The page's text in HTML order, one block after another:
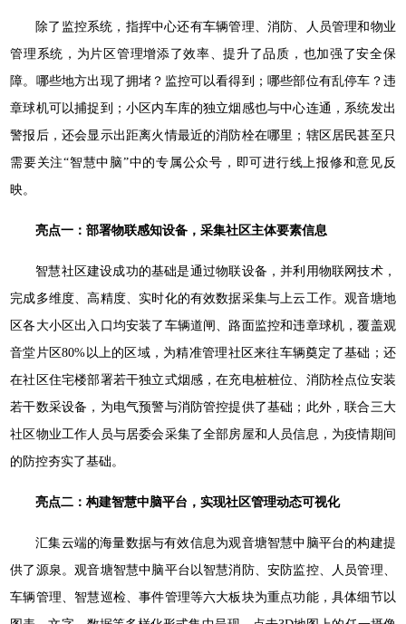
除了监控系统，指挥中心还有车辆管理、消防、人员管理和物业
管理系统，为片区管理增添了效率、提升了品质，也加强了安全保
障。哪些地方出现了拥堵？监控可以看得到；哪些部位有乱停车？违
章球机可以捕捉到；小区内车库的独立烟感也与中心连通，系统发出
警报后，还会显示出距离火情最近的消防栓在哪里；辖区居民甚至只
需要关注“智慧中脑”中的专属公众号，即可进行线上报修和意见反
映。
亮点一：部署物联感知设备，采集社区主体要素信息
智慧社区建设成功的基础是通过物联设备，并利用物联网技术，
完成多维度、高精度、实时化的有效数据采集与上云工作。观音塘地
区各大小区出入口均安装了车辆道闸、路面监控和违章球机，覆盖观
音堂片区80%以上的区域，为精准管理社区来往车辆奠定了基础；还
在社区住宅楼部署若干独立式烟感，在充电桩桩位、消防栓点位安装
若干数采设备，为电气预警与消防管控提供了基础；此外，联合三大
社区物业工作人员与居委会采集了全部房屋和人员信息，为疫情期间
的防控夯实了基础。
亮点二：构建智慧中脑平台，实现社区管理动态可视化
汇集云端的海量数据与有效信息为观音塘智慧中脑平台的构建提
供了源泉。观音塘智慧中脑平台以智慧消防、安防监控、人员管理、
车辆管理、智慧巡检、事件管理等六大板块为重点功能，具体细节以